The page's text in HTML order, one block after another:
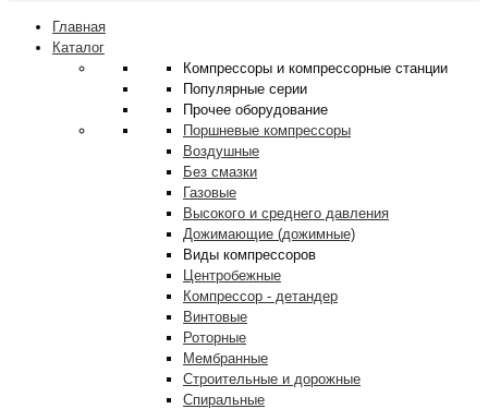
Главная
Каталог
Компрессоры и компрессорные станции
Популярные серии
Прочее оборудование
Поршневые компрессоры
Воздушные
Без смазки
Газовые
Высокого и среднего давления
Дожимающие (дожимные)
Виды компрессоров
Центробежные
Компрессор - детандер
Винтовые
Роторные
Мембранные
Строительные и дорожные
Спиральные